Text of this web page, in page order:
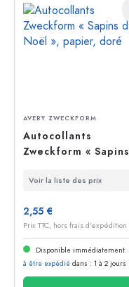
AVERY ZWECKFORM
Autocollants
Zweckform « Sapins
doré
Voir la liste des prix
2,55 €
Prix TTC, hors frais d'expédition
Disponible immédiatement.
à être expédié dans : 1 à 2 jours